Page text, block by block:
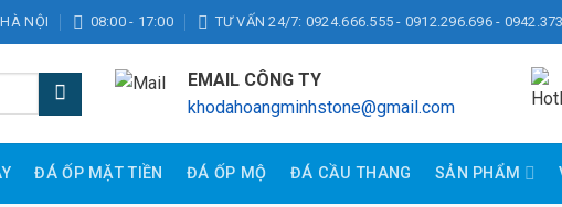
NỘI 08:00 - 17:00 TƯ VẤN 24/7: 0924.666.555 - 0912.296.696 -
EMAIL CÔNG TY
khodahoangminhstone@gmail.com
ĐÁ ỐP MẶT TIỀN ĐÁ ỐP MỘ ĐÁ CẦU THANG SẢN PHẨM